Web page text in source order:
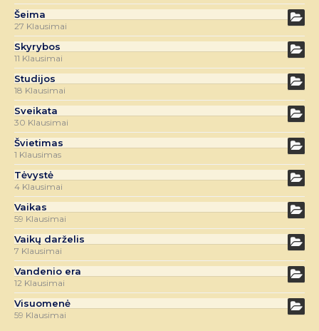
Šeima
27 Klausimai
Skyrybos
11 Klausimai
Studijos
18 Klausimai
Sveikata
30 Klausimai
Švietimas
1 Klausimas
Tėvystė
4 Klausimai
Vaikas
59 Klausimai
Vaikų darželis
7 Klausimai
Vandenio era
12 Klausimai
Visuomenė
59 Klausimai